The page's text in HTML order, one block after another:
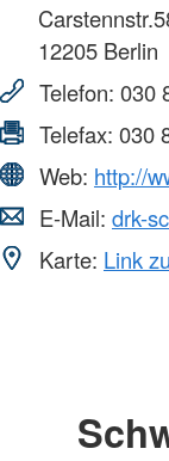
12205 Berlin
Telefon: 030
Telefax: 030
Web: http://
E-Mail: drk-
Karte: Link